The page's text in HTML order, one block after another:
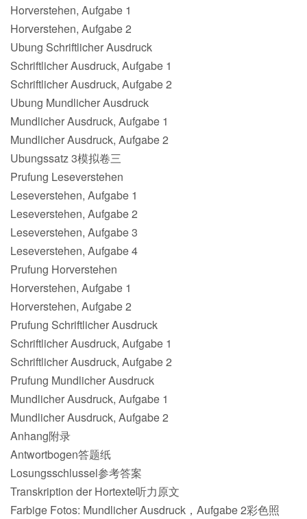
Horverstehen, Aufgabe 1
Horverstehen, Aufgabe 2
Ubung Schriftlicher Ausdruck
Schriftlicher Ausdruck, Aufgabe 1
Schriftlicher Ausdruck, Aufgabe 2
Ubung Mundlicher Ausdruck
Mundlicher Ausdruck, Aufgabe 1
Mundlicher Ausdruck, Aufgabe 2
Ubungssatz 3模拟卷三
Prufung Leseverstehen
Leseverstehen, Aufgabe 1
Leseverstehen, Aufgabe 2
Leseverstehen, Aufgabe 3
Leseverstehen, Aufgabe 4
Prufung Horverstehen
Horverstehen, Aufgabe 1
Horverstehen, Aufgabe 2
Prufung Schriftlicher Ausdruck
Schriftlicher Ausdruck, Aufgabe 1
Schriftlicher Ausdruck, Aufgabe 2
Prufung Mundlicher Ausdruck
Mundlicher Ausdruck, Aufgabe 1
Mundlicher Ausdruck, Aufgabe 2
Anhang附录
Antwortbogen答题纸
Losungsschlussel参考答案
Transkription der Hortexte听力原文
Farbige Fotos: Mundlicher Ausdruck，Aufgabe 2彩色照